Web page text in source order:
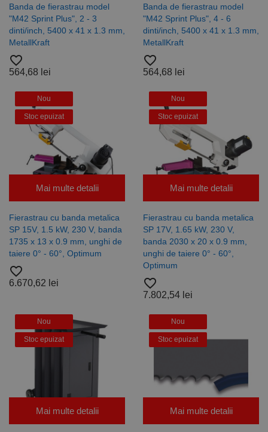
Banda de fierastrau model
"M42 Sprint Plus", 2 - 3
dinti/inch, 5400 x 41 x 1.3 mm,
MetallKraft
favorite_border
564,68 lei
Banda de fierastrau model
"M42 Sprint Plus", 4 - 6
dinti/inch, 5400 x 41 x 1.3 mm,
MetallKraft
favorite_border
564,68 lei
Nou
Stoc epuizat
Mai multe detalii
Fierastrau cu banda metalica
SP 15V, 1.5 kW, 230 V, banda
1735 x 13 x 0.9 mm, unghi de
taiere 0° - 60°, Optimum
favorite_border
6.670,62 lei
Nou
Stoc epuizat
Mai multe detalii
Fierastrau cu banda metalica
SP 17V, 1.65 kW, 230 V,
banda 2030 x 20 x 0.9 mm,
unghi de taiere 0° - 60°,
Optimum
favorite_border
7.802,54 lei
Nou
Stoc epuizat
Mai multe detalii
Nou
Stoc epuizat
Mai multe detalii
fiecare
solicitare de
pagină dintr-
un site și
sesiuni și
pentru
de analiză a
site-urilor.
_ga_DLLLWQBGGX
2 ani
Acest cookie
este folosit
de Google
Analytics
pentru a
persista
starea
schimb de
anunțuri.